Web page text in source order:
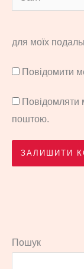
для моїх
Повідомити
Повідомляти
поштою.
Пошук